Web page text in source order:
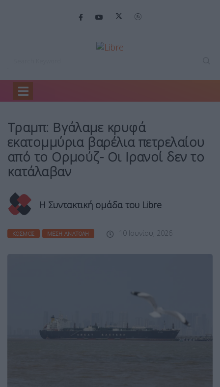
Home
Τραμπ: Βγάλαμε κρυφά
εκατομμύρια βαρέλια πετρελαίου
από το Ορμούζ- Οι Ιρανοί δεν το
κατάλαβαν
Η Συντακτική ομάδα του Libre
ΚΌΣΜΟΣ ΜΈΣΗ ΑΝΑΤΟΛΉ 10 Ιουνίου, 2026